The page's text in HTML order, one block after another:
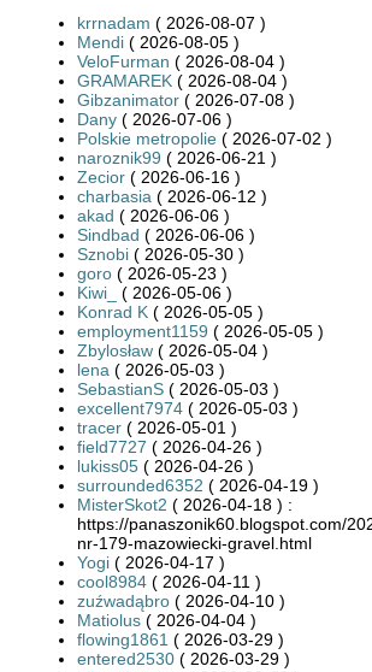
krrnadam ( 2026-08-07 )
Mendi ( 2026-08-05 )
VeloFurman ( 2026-08-04 )
GRAMAREK ( 2026-08-04 )
Gibzanimator ( 2026-07-08 )
Dany ( 2026-07-06 )
Polskie metropolie ( 2026-07-02 )
naroznik99 ( 2026-06-21 )
Zecior ( 2026-06-16 )
charbasia ( 2026-06-12 )
akad ( 2026-06-06 )
Sindbad ( 2026-06-06 )
Sznobi ( 2026-05-30 )
goro ( 2026-05-23 )
Kiwi_
( 2026-05-06 )
Konrad K ( 2026-05-05 )
employment1159 ( 2026-05-05 )
Zbylosław ( 2026-05-04 )
lena ( 2026-05-03 )
SebastianS ( 2026-05-03 )
excellent7974 ( 2026-05-03 )
tracer ( 2026-05-01 )
field7727 ( 2026-04-26 )
lukiss05 ( 2026-04-26 )
surrounded6352 ( 2026-04-19 )
MisterSkot2 ( 2026-04-18 ) :
https://panaszonik60.blogspot.com/
nr-179-mazowiecki-gravel.html
Yogi ( 2026-04-17 )
cool8984 ( 2026-04-11 )
zuźwadąbro ( 2026-04-10 )
Matiolus ( 2026-04-04 )
flowing1861 ( 2026-03-29 )
entered2530 ( 2026-03-29 )